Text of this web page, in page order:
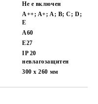
Не е включен
A++; A+; A; B; C; D;
E
А60
E27
IP 20
невлагозащитен
300 х 260 мм